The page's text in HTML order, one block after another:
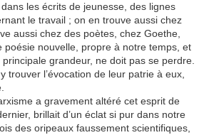
les écrits de jeunesse, des lignes
le travail ; on en trouve aussi chez
aussi chez des poètes, chez Goethe,
poésie nouvelle, propre à notre temps, et
grandeur, ne doit pas se perdre.
trouver l’évocation de leur patrie à eux,
a gravement altéré cet esprit de
brillait d’un éclat si pur dans notre
des oripeaux faussement scientifiques,